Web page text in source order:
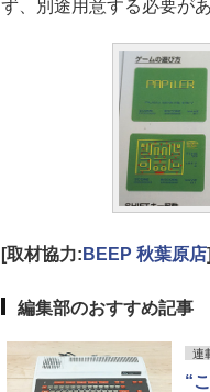
ず、別途用意する必要があ
[取材協力: BEEP 秋葉原店]
編集部のおすすめ記事
連
“